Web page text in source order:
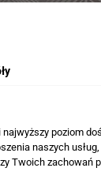
poziom
naszych
Twoich zachowań